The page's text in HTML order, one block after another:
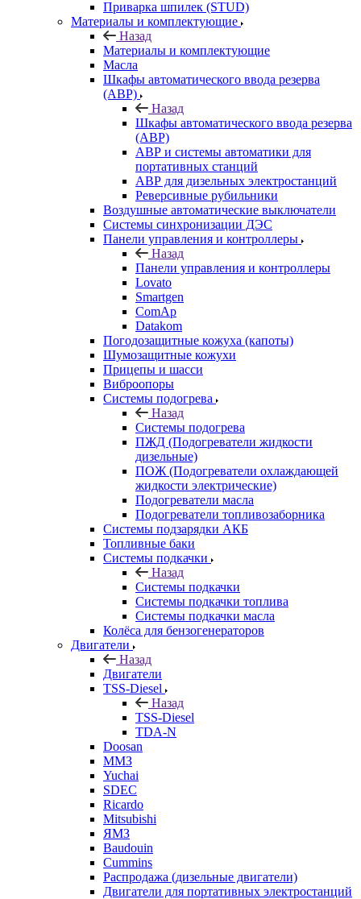
Приварка шпилек (STUD)
Материалы и комплектующие
Назад
Материалы и комплектующие
Масла
Шкафы автоматического ввода резерва
(АВР)
Назад
Шкафы автоматического ввода резерва
(АВР)
АВР и системы автоматики для
портативных станций
АВР для дизельных электростанций
Реверсивные рубильники
Воздушные автоматические выключатели
Системы синхронизации ДЭС
Панели управления и контроллеры
Назад
Панели управления и контроллеры
Lovato
Smartgen
ComAp
Datakom
Погодозащитные кожуха (капоты)
Шумозащитные кожухи
Прицепы и шасси
Виброопоры
Системы подогрева
Назад
Системы подогрева
ПЖД (Подогреватели жидкости
дизельные)
ПОЖ (Подогреватели охлаждающей
жидкости электрические)
Подогреватели масла
Подогреватели топливозаборника
Системы подзарядки АКБ
Топливные баки
Системы подкачки
Назад
Системы подкачки
Системы подкачки топлива
Системы подкачки масла
Колёса для бензогенераторов
Двигатели
Назад
Двигатели
TSS-Diesel
Назад
TSS-Diesel
TDA-N
Doosan
ММЗ
Yuchai
SDEC
Ricardo
Mitsubishi
ЯМЗ
Baudouin
Cummins
Распродажа (дизельные двигатели)
Двигатели для портативных электростанций